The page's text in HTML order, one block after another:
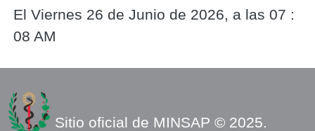
El Viernes 26 de Junio de 2026, a las 07 :
08 AM
Sitio oficial de MINSAP © 2025.